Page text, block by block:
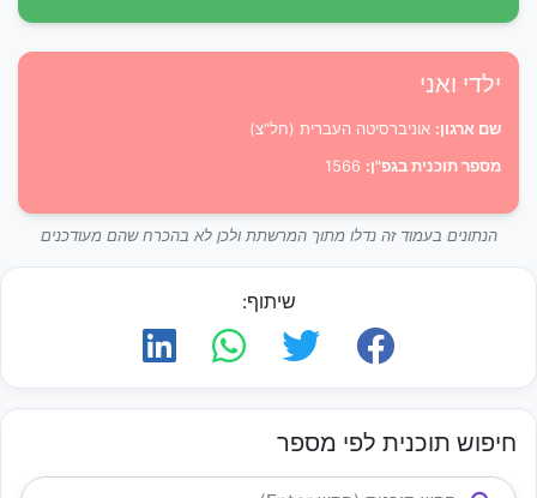
ילדי ואני
שם ארגון: אוניברסיטה העברית (חל"צ)
מספר תוכנית בגפ"ן:
הנתונים בעמוד זה נדלו מתוך המרשתת ולכן לא בהכרח שהם מעודכנים
שיתוף:
חיפוש תוכנית לפי מספר